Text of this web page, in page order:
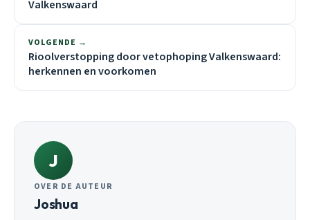
Valkenswaard
VOLGENDE →
Rioolverstopping door vetophoping Valkenswaard:
herkennen en voorkomen
J
OVER DE AUTEUR
Joshua